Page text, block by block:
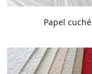
Papel cuché